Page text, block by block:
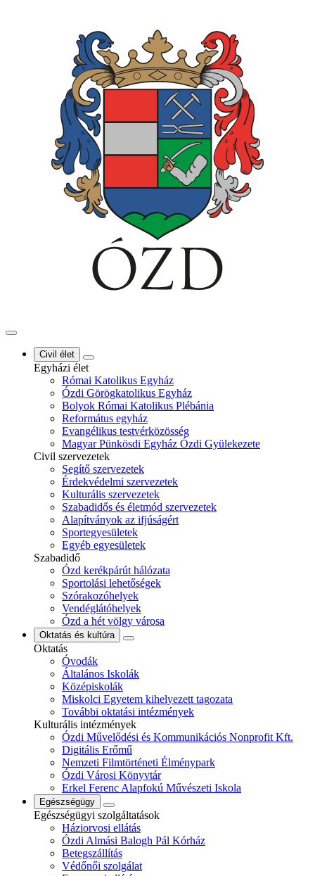
Civil élet
Egyházi élet
Római Katolikus Egyház
Ózdi Görögkatolikus Egyház
Bolyok Római Katolikus Plébánia
Református egyház
Evangélikus testvérközösség
Magyar Pünkösdi Egyház Ózdi Gyülekezete
Civil szervezetek
Segítő szervezetek
Érdekvédelmi szervezetek
Kulturális szervezetek
Szabadidős és életmód szervezetek
Alapítványok az ifjúságért
Sportegyesületek
Egyéb egyesületek
Szabadidő
Ózd kerékpárút hálózata
Sportolási lehetőségek
Szórakozóhelyek
Vendéglátóhelyek
Ózd a hét völgy városa
Oktatás és kultúra
Oktatás
Óvodák
Általános Iskolák
Középiskolák
Miskolci Egyetem kihelyezett tagozata
További oktatási intézmények
Kulturális intézmények
Ózdi Művelődési és Kommunikációs Nonprofit Kft.
Digitális Erőmű
Nemzeti Filmtörténeti Élménypark
Ózdi Városi Könyvtár
Erkel Ferenc Alapfokú Művészeti Iskola
Egészségügy
Egészségügyi szolgáltatások
Háziorvosi ellátás
Ózdi Almási Balogh Pál Kórház
Betegszállítás
Védőnői szolgálat